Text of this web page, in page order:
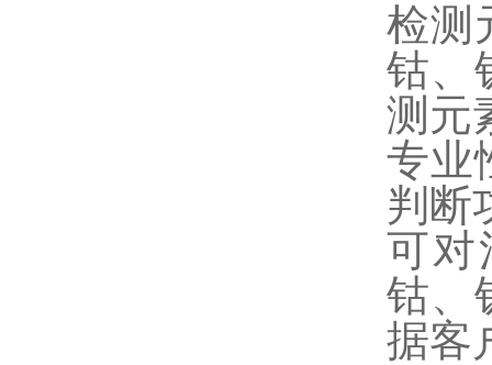
检测
钴、
测元
专业
判断
可对
钴、
据客